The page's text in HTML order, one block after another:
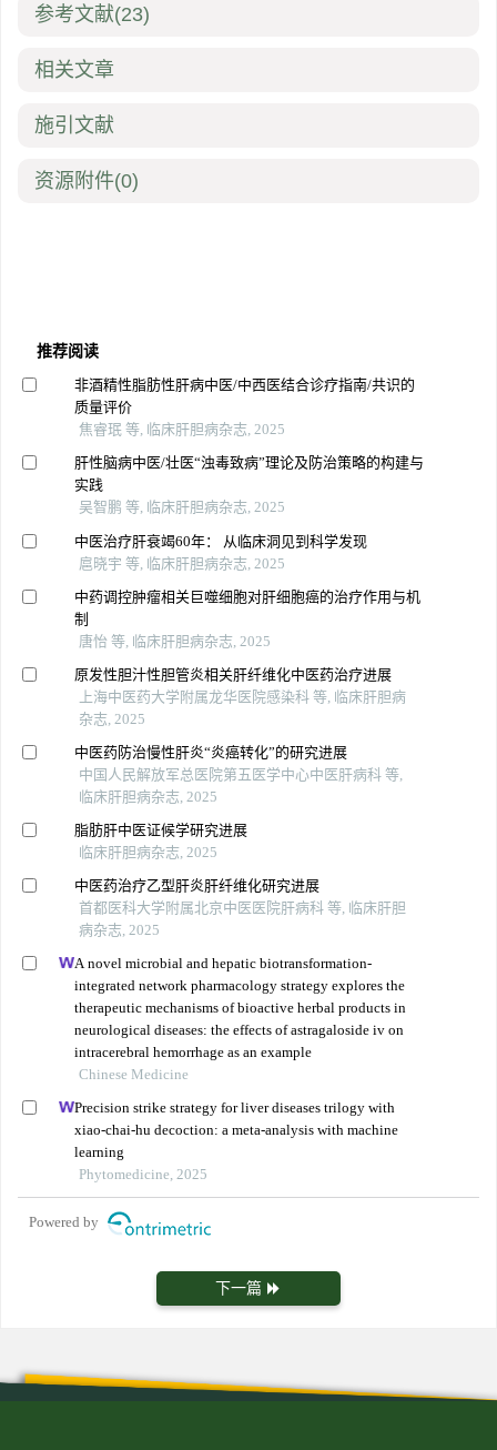
参考文献(23)
相关文章
施引文献
资源附件(0)
推荐阅读
非酒精性脂肪性肝病中医/中西医结合诊疗指南/共识的
质量评价
焦睿珉 等, 临床肝胆病杂志, 2025
肝性脑病中医/壮医“浊毒致病”理论及防治策略的构建与
实践
吴智鹏 等, 临床肝胆病杂志, 2025
中医治疗肝衰竭60年： 从临床洞见到科学发现
扈晓宇 等, 临床肝胆病杂志, 2025
中药调控肿瘤相关巨噬细胞对肝细胞癌的治疗作用与机
制
唐怡 等, 临床肝胆病杂志, 2025
原发性胆汁性胆管炎相关肝纤维化中医药治疗进展
上海中医药大学附属龙华医院感染科 等, 临床肝胆病
杂志, 2025
中医药防治慢性肝炎“炎癌转化”的研究进展
中国人民解放军总医院第五医学中心中医肝病科 等,
临床肝胆病杂志, 2025
脂肪肝中医证候学研究进展
临床肝胆病杂志, 2025
中医药治疗乙型肝炎肝纤维化研究进展
首都医科大学附属北京中医医院肝病科 等, 临床肝胆
病杂志, 2025
A novel microbial and hepatic biotransformation-
integrated network pharmacology strategy explores the
therapeutic mechanisms of bioactive herbal products in
neurological diseases: the effects of astragaloside iv on
intracerebral hemorrhage as an example
Chinese Medicine
Precision strike strategy for liver diseases trilogy with
xiao-chai-hu decoction: a meta-analysis with machine
learning
Phytomedicine, 2025
Powered by
下一篇